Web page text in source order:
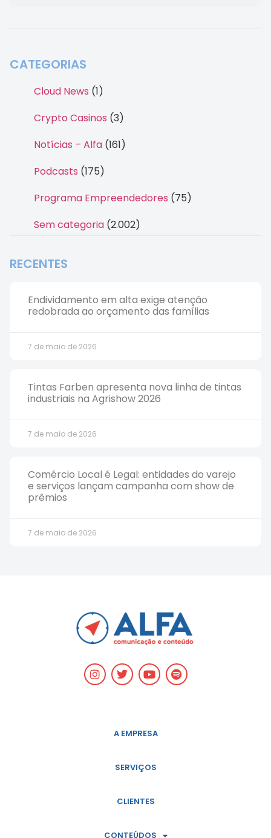
CATEGORIAS
Cloud News (1)
Crypto Casinos (3)
Notícias – Alfa (161)
Podcasts (175)
Programa Empreendedores (75)
Sem categoria (2.002)
RECENTES
Endividamento em alta exige atenção
redobrada ao orçamento das famílias
7 de maio de 2026
Tintas Farben apresenta nova linha de tintas
industriais na Agrishow 2026
7 de maio de 2026
Comércio Local é Legal: entidades do varejo
e serviços lançam campanha com show de
prêmios
7 de maio de 2026
A EMPRESA
SERVIÇOS
CLIENTES
CONTEÚDOS